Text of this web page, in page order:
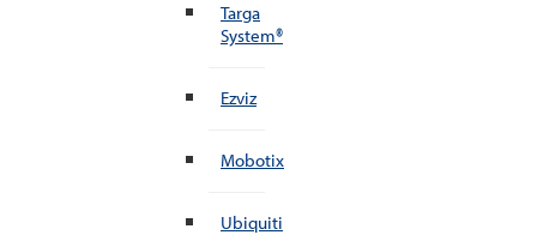
Targa
System®
Ezviz
Mobotix
Ubiquiti